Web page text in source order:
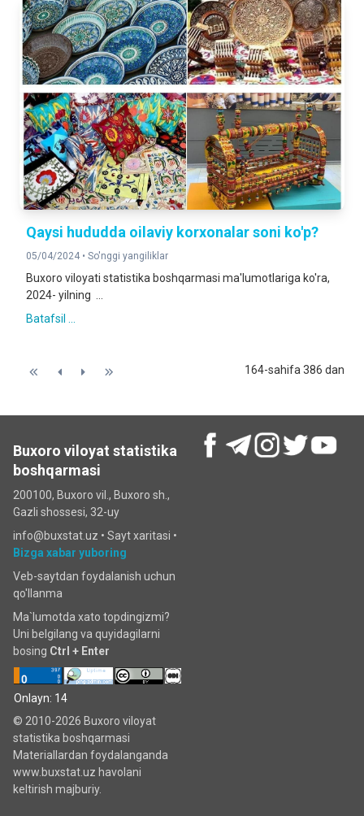
Qaysi hududda oilaviy korxonalar soni ko'p?
05/04/2024 • So'nggi yangiliklar
Buxoro viloyati statistika boshqarmasi ma'lumotlariga ko'ra,
2024- yilning ...
Batafsil ...
164-sahifa 386 dan
Buxoro viloyat statistika
boshqarmasi
200100, Buxoro vil., Buxoro sh.,
Gazli shossesi, 32-uy
info@buxstat.uz • Sayt xaritasi •
Bizga xabar yuboring
Veb-saytdan foydalanish uchun
qo'llanma
Ma`lumotda xato topdingizmi?
Uni belgilang va quyidagilarni
bosing Ctrl + Enter
Onlayn: 14
© 2010-2026 Buxoro viloyat
statistika boshqarmasi
Materiallardan foydalanganda
www.buxstat.uz havolani
keltirish majburiy.